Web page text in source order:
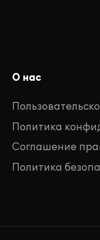
О нас
Политика
Соглашение
Политика